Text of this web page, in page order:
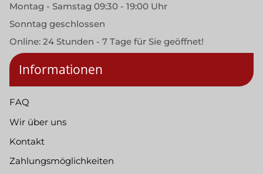
Montag - Samstag 09:30 - 19:00 Uhr
Sonntag geschlossen
Online: 24 Stunden - 7 Tage für Sie geöffnet!
Informationen
FAQ
Wir über uns
Kontakt
Zahlungsmöglichkeiten